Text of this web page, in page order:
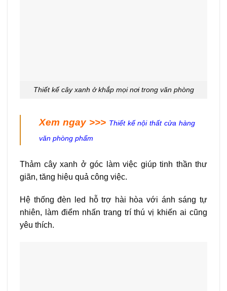
Thiết kế cây xanh ở khắp mọi nơi trong văn phòng
Xem ngay >>> Thiết kế nội thất cửa hàng
văn phòng phẩm
Thảm cây xanh ở góc làm việc giúp tinh thần thư
giãn, tăng hiệu quả công việc.
Hệ thống đèn led hỗ trợ hài hòa với ánh sáng tự
nhiên, làm điểm nhấn trang trí thú vị khiến ai cũng
yêu thích.